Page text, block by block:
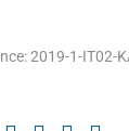
2019-1-IT02-